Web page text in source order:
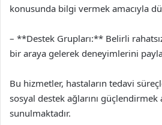
konusunda bilgi vermek amacıyla
– **Destek Grupları:** Belirli
bir araya gelerek deneyimlerini
Bu hizmetler, hastaların tedavi
sosyal destek ağlarını güçlendirmek
sunulmaktadır.